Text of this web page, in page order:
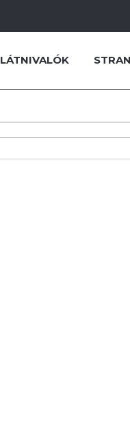
LÁTNIVALÓK